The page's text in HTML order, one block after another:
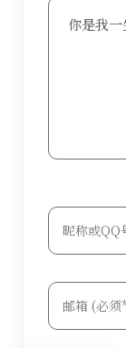
你是我